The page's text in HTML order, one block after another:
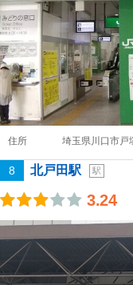
住所 埼玉県川口市戸
8 北戸田駅 駅
3.24